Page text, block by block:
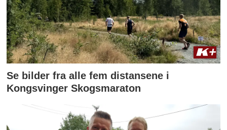
Se bilder fra alle fem distansene i
Kongsvinger Skogsmaraton